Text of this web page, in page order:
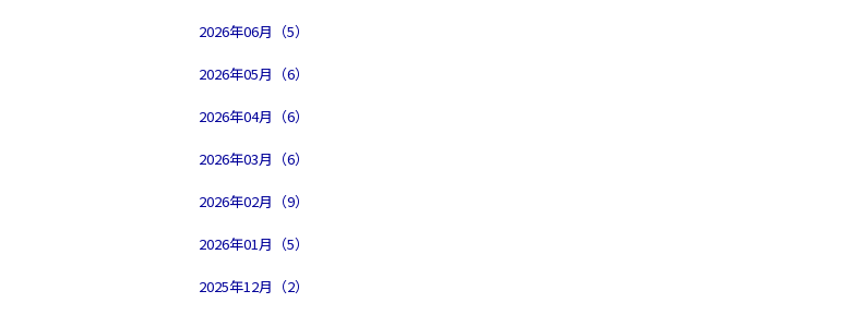
2026年06月（5）
2026年05月（6）
2026年04月（6）
2026年03月（6）
2026年02月（9）
2026年01月（5）
2025年12月（2）